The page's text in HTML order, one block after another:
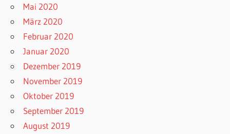
Mai 2020
März 2020
Februar 2020
Januar 2020
Dezember 2019
November 2019
Oktober 2019
September 2019
August 2019